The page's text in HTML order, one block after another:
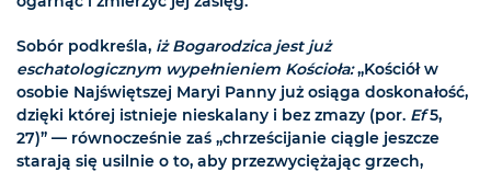
Sobór podkreśla, iż Bogarodzica jest już
eschatologicznym wypełnieniem Kościoła:„Kościół w
osobie Najświętszej Maryi Panny już osiąga doskonałość,
dzięki której istnieje nieskalany i bez zmazy (por. Ef5,
27)” — równocześnie zaś „chrześcijanie ciągle jeszcze
starają się usilnie o to, aby przezwyciężając grzech,